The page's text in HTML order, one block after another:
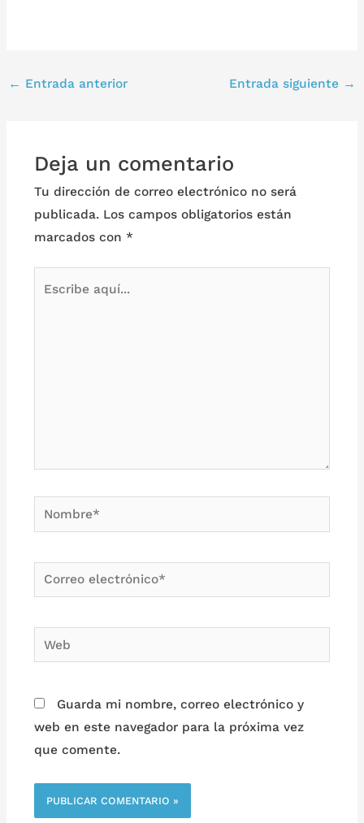
← Entrada anterior Entrada siguiente →
Deja un comentario
Tu dirección de correo electrónico no será
publicada. Los campos obligatorios están
marcados con *
Nombre*
Correo
electrónico*
Web
Guarda mi nombre, correo electrónico y
web en este navegador para la próxima vez
que comente.